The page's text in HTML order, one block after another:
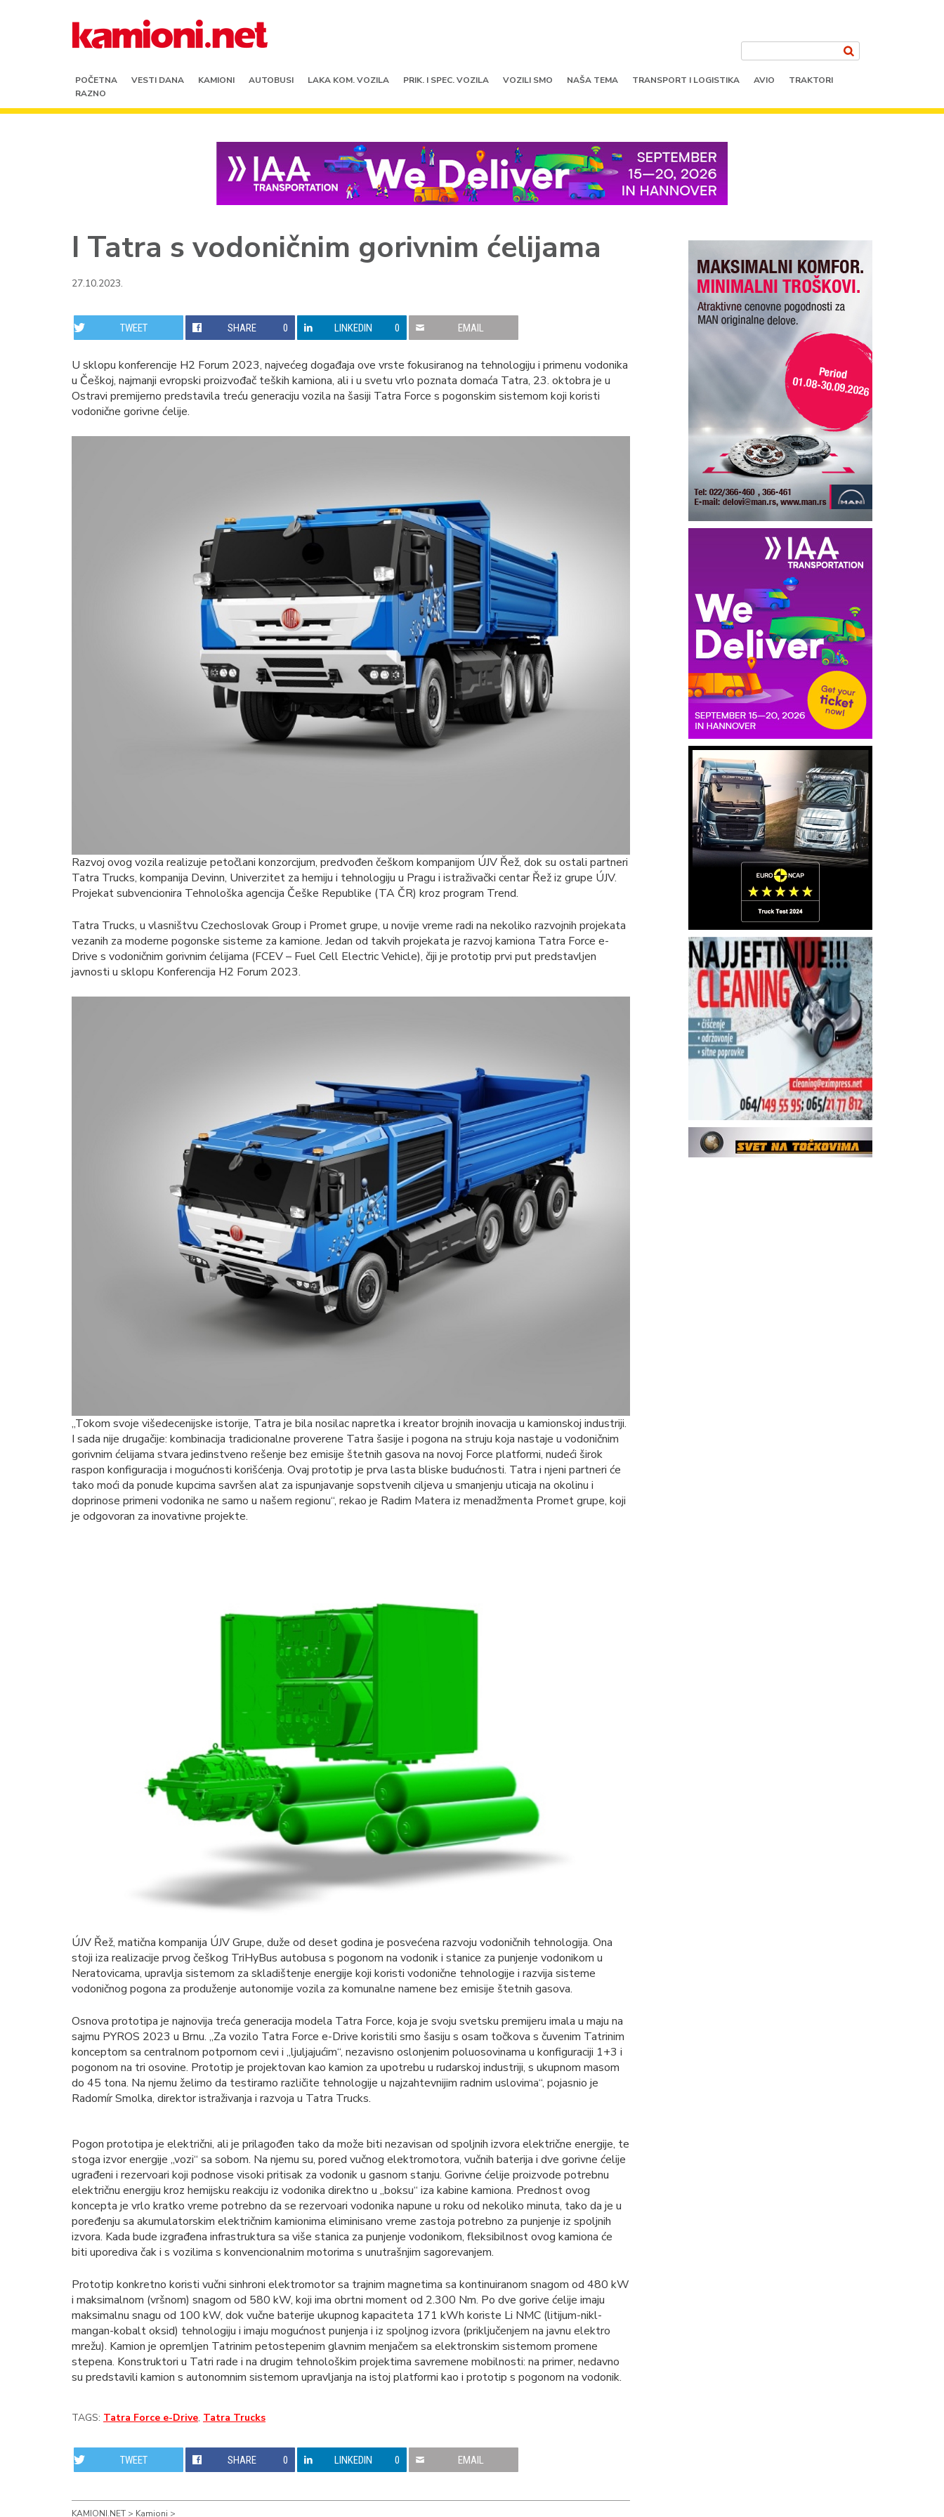
POČETNA VESTI DANA KAMIONI AUTOBUSI LAKA KOM. VOZILA PRIK. I SPEC. VOZILA VOZILI SMO NAŠA TEMA TRANSPORT I LOGISTIKA AVIO
TRAKTORI
RAZNO
I Tatra s vodoničnim gorivnim ćelijama
27.10.2023.
TWEET SHARE 0 LINKEDIN 0 EMAIL
U sklopu konferencije H2 Forum 2023, najvećeg događaja ove vrste fokusiranog na tehnologiju i primenu vodonika
u Češkoj, najmanji evropski proizvođač teških kamiona, ali i u svetu vrlo poznata domaća Tatra, 23. oktobra je u
Ostravi premijerno predstavila treću generaciju vozila na šasiji Tatra Force s pogonskim sistemom koji koristi
vodonične gorivne ćelije.
Razvoj ovog vozila realizuje petočlani konzorcijum, predvođen češkom kompanijom ÚJV Řež, dok su ostali partneri
Tatra Trucks, kompanija Devinn, Univerzitet za hemiju i tehnologiju u Pragu i istraživački centar Řež iz grupe ÚJV.
Projekat subvencionira Tehnološka agencija Češke Republike (TA ČR) kroz program Trend.
Tatra Trucks, u vlasništvu Czechoslovak Group i Promet grupe, u novije vreme radi na nekoliko razvojnih projekata
vezanih za moderne pogonske sisteme za kamione. Jedan od takvih projekata je razvoj kamiona Tatra Force e-
Drive s vodoničnim gorivnim ćelijama (FCEV – Fuel Cell Electric Vehicle), čiji je prototip prvi put predstavljen
javnosti u sklopu Konferencija H2 Forum 2023.
„Tokom svoje višedecenijske istorije, Tatra je bila nosilac napretka i kreator brojnih inovacija u kamionskoj industriji.
I sada nije drugačije: kombinacija tradicionalne proverene Tatra šasije i pogona na struju koja nastaje u vodoničnim
gorivnim ćelijama stvara jedinstveno rešenje bez emisije štetnih gasova na novoj Force platformi, nudeći širok
raspon konfiguracija i mogućnosti korišćenja. Ovaj prototip je prva lasta bliske budućnosti. Tatra i njeni partneri će
tako moći da ponude kupcima savršen alat za ispunjavanje sopstvenih ciljeva u smanjenju uticaja na okolinu i
doprinose primeni vodonika ne samo u našem regionu“, rekao je Radim Matera iz menadžmenta Promet grupe, koji
je odgovoran za inovativne projekte.
ÚJV Řež, matična kompanija ÚJV Grupe, duže od deset godina je posvećena razvoju vodoničnih tehnologija. Ona
stoji iza realizacije prvog češkog TriHyBus autobusa s pogonom na vodonik i stanice za punjenje vodonikom u
Neratovicama, upravlja sistemom za skladištenje energije koji koristi vodonične tehnologije i razvija sisteme
vodoničnog pogona za produženje autonomije vozila za komunalne namene bez emisije štetnih gasova.
Osnova prototipa je najnovija treća generacija modela Tatra Force, koja je svoju svetsku premijeru imala u maju na
sajmu PYROS 2023 u Brnu. „Za vozilo Tatra Force e-Drive koristili smo šasiju s osam točkova s čuvenim Tatrinim
konceptom sa centralnom potpornom cevi i „ljuljajućim“, nezavisno oslonjenim poluosovinama u konfiguraciji 1+3 i
pogonom na tri osovine. Prototip je projektovan kao kamion za upotrebu u rudarskoj industriji, s ukupnom masom
do 45 tona. Na njemu želimo da testiramo različite tehnologije u najzahtevnijim radnim uslovima“, pojasnio je
Radomír Smolka, direktor istraživanja i razvoja u Tatra Trucks.
Pogon prototipa je električni, ali je prilagođen tako da može biti nezavisan od spoljnih izvora električne energije, te
stoga izvor energije „vozi“ sa sobom. Na njemu su, pored vučnog elektromotora, vučnih baterija i dve gorivne ćelije
ugrađeni i rezervoari koji podnose visoki pritisak za vodonik u gasnom stanju. Gorivne ćelije proizvode potrebnu
električnu energiju kroz hemijsku reakciju iz vodonika direktno u „boksu“ iza kabine kamiona. Prednost ovog
koncepta je vrlo kratko vreme potrebno da se rezervoari vodonika napune u roku od nekoliko minuta, tako da je u
poređenju sa akumulatorskim električnim kamionima eliminisano vreme zastoja potrebno za punjenje iz spoljnih
izvora. Kada bude izgrađena infrastruktura sa više stanica za punjenje vodonikom, fleksibilnost ovog kamiona će
biti uporediva čak i s vozilima s konvencionalnim motorima s unutrašnjim sagorevanjem.
Prototip konkretno koristi vučni sinhroni elektromotor sa trajnim magnetima sa kontinuiranom snagom od 480 kW
i maksimalnom (vršnom) snagom od 580 kW, koji ima obrtni moment od 2.300 Nm. Po dve gorive ćelije imaju
maksimalnu snagu od 100 kW, dok vučne baterije ukupnog kapaciteta 171 kWh koriste Li NMC (litijum-nikl-
mangan-kobalt oksid) tehnologiju i imaju mogućnost punjenja i iz spoljnog izvora (priključenjem na javnu elektro
mrežu). Kamion je opremljen Tatrinim petostepenim glavnim menjačem sa elektronskim sistemom promene
stepena. Konstruktori u Tatri rade i na drugim tehnološkim projektima savremene mobilnosti: na primer, nedavno
su predstavili kamion s autonomnim sistemom upravljanja na istoj platformi kao i prototip s pogonom na vodonik.
TAGS: Tatra Force e-Drive, Tatra Trucks
TWEET SHARE 0 LINKEDIN 0 EMAIL
KAMIONI.NET > Kamioni >